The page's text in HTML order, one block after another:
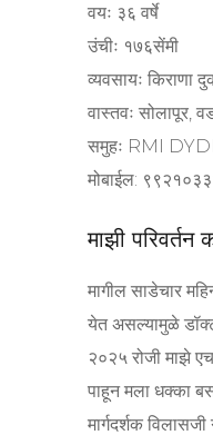
वयः ३६ वर्षे
उंचीः १७६सेंमी
व्यवसायः किराणा
वास्तवः सोलापूर,
समुहः RMI
मोबाईल:
माझी परिवर्तन
मागील साडेचार
येत असल्यामुळे
२०२५ रोजी माझे
पाहून मला धक्का
मार्गदर्शक